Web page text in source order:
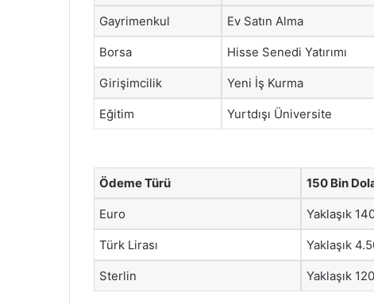
Gayrimenkul Ev Satın Alma
Borsa Hisse Senedi Yatırımı
Girişimcilik Yeni İş Kurma
Eğitim Yurtdışı Üniversite
Ödeme Türü 150 Bin
Euro Yaklaşık
Türk Lirası Yaklaşık
Sterlin Yaklaşık